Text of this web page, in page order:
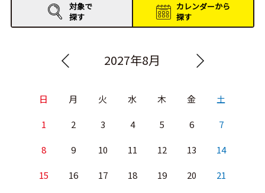
イベントレポート
対象で
探す
カレンダーから
探す
2027年8月
日 月 火 水 木 金 土
1 2 3 4 5 6 7
8 9 10 11 12 13 14
15 16 17 18 19 20 21